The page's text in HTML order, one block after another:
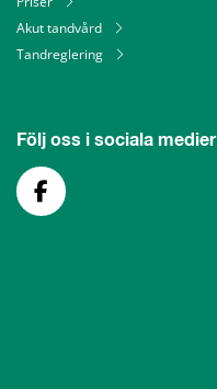
Akut tandvård
Tandreglering
Följ oss i sociala medier